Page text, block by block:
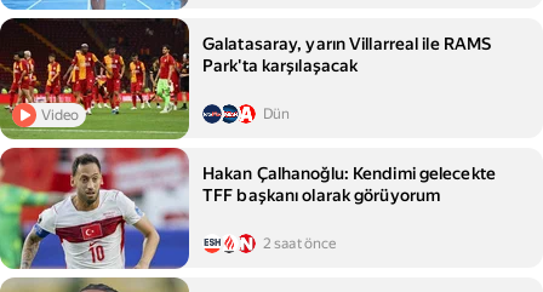
Video
Galatasaray, yarın Villarreal ile RAMS
Park'ta karşılaşacak
Dün
Hakan Çalhanoğlu: Kendimi gelecekte
TFF başkanı olarak görüyorum
2 saat önce